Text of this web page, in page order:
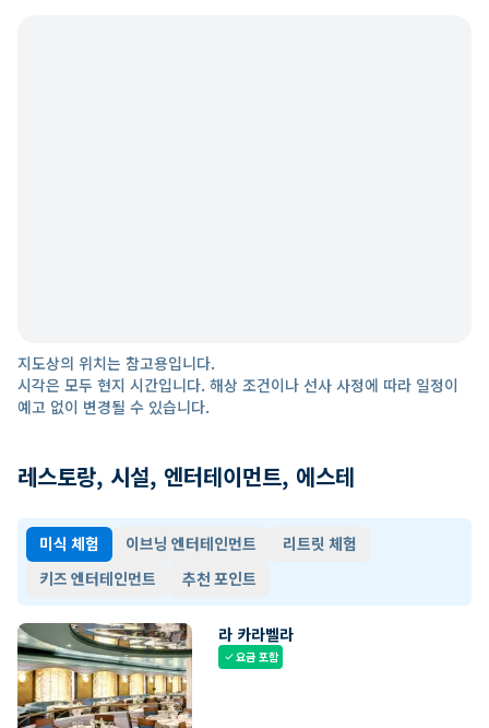
지도상의 위치는 참고용입니다.
시각은 모두 현지 시간입니다. 해상 조건이나 선사 사정에 따라 일정이
예고 없이 변경될 수 있습니다.
레스토랑, 시설, 엔터테이먼트, 에스테
미식 체험 이브닝 엔터테인먼트
리트릿 체험
키즈 엔터테인먼트
추천 포인트
라 카라벨라
check요금 포함